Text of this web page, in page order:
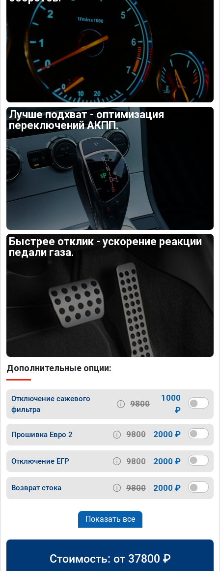
Лучше подхват - оптимизация
переключений АКПП.
Быстрее отклик - ускорение реакции
педали газа.
Дополнительные опции:
Отключение сажевого
фильтра
9800
1000
₽
Прошивка Евро 2 9800 2000 ₽
Отключение ЕГР 9800 2000 ₽
Возврат стока 9800 2000 ₽
Показать все
Стоимость: от 37800 ₽